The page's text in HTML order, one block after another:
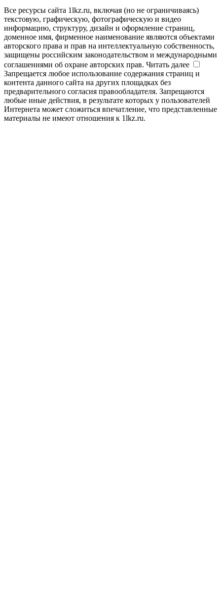
Все ресурсы сайта 1lkz.ru, включая (но не ограничиваясь)
текстовую, графическую, фотографическую и видео
информацию, структуру, дизайн и оформление страниц,
доменное имя, фирменное наименование являются объектами
авторского права и прав на интеллектуальную собственность,
защищены российским законодательством и международными
соглашениями об охране авторских прав. Читать далее
Запрещается любое использование содержания страниц и
контента данного сайта на других площадках без
предварительного согласия правообладателя. Запрещаются
любые иные действия, в результате которых у пользователей
Интернета может сложиться впечатление, что представленные
материалы не имеют отношения к 1lkz.ru.